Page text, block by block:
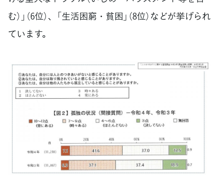
む）」（6位）、「生活困窮・貧困」（8位）などが挙げられ
ています。